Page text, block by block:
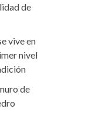
de
vive en
nivel
de